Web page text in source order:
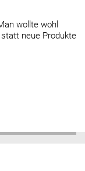
wollte wohl
neue Produkte